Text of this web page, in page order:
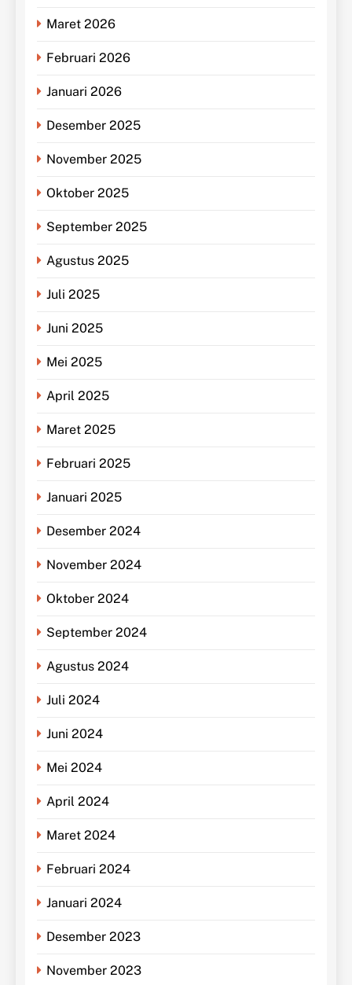
Maret 2026
Februari 2026
Januari 2026
Desember 2025
November 2025
Oktober 2025
September 2025
Agustus 2025
Juli 2025
Juni 2025
Mei 2025
April 2025
Maret 2025
Februari 2025
Januari 2025
Desember 2024
November 2024
Oktober 2024
September 2024
Agustus 2024
Juli 2024
Juni 2024
Mei 2024
April 2024
Maret 2024
Februari 2024
Januari 2024
Desember 2023
November 2023